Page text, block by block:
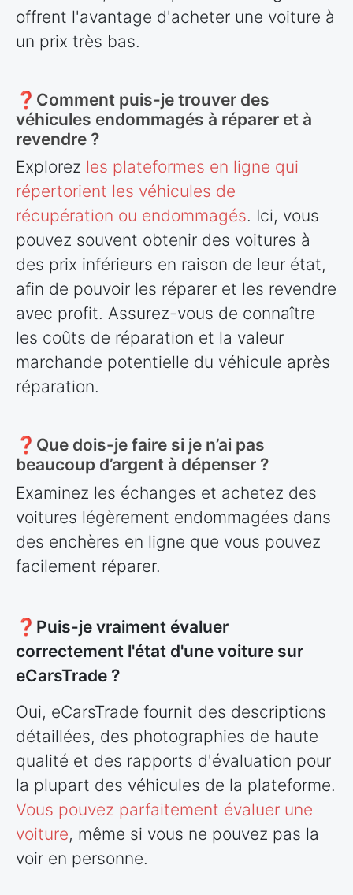
offrent l'avantage d'acheter une voiture à
un prix très bas.
❓Comment puis-je trouver des
véhicules endommagés à réparer et à
revendre ?
Explorez les plateformes en ligne qui
répertorient les véhicules de
récupération ou endommagés. Ici, vous
pouvez souvent obtenir des voitures à
des prix inférieurs en raison de leur état,
afin de pouvoir les réparer et les revendre
avec profit. Assurez-vous de connaître
les coûts de réparation et la valeur
marchande potentielle du véhicule après
réparation.
❓Que dois-je faire si je n’ai pas
beaucoup d’argent à dépenser ?
Examinez les échanges et achetez des
voitures légèrement endommagées dans
des enchères en ligne que vous pouvez
facilement réparer.
❓Puis-je vraiment évaluer
correctement l'état d'une voiture sur
eCarsTrade ?
Oui, eCarsTrade fournit des descriptions
détaillées, des photographies de haute
qualité et des rapports d'évaluation pour
la plupart des véhicules de la plateforme.
Vous pouvez parfaitement évaluer une
voiture, même si vous ne pouvez pas la
voir en personne.